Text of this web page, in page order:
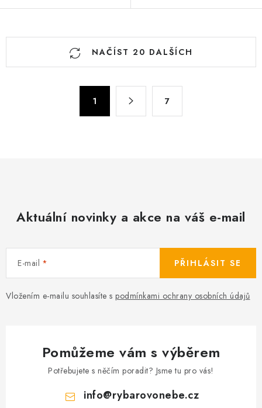
s
NAČÍST 20 DALŠÍCH
1 7
Aktuální novinky a akce na váš e-mail
E-mail
Vložením e-mailu souhlasíte s podmínkami ochrany osobních údajů
PŘIHLÁSIT SE
Pomůžeme vám s výběrem
Potřebujete s něčím poradit? Jsme tu pro vás!
info@rybarovonebe.cz